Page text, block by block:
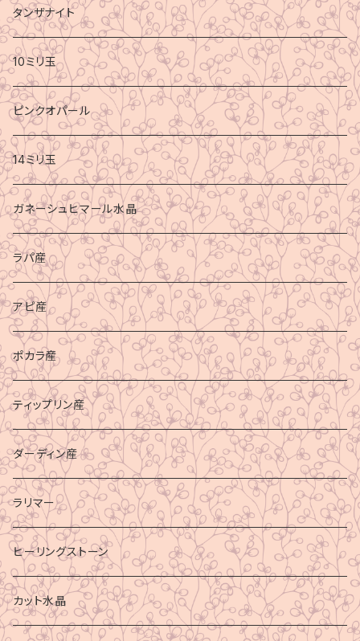
タンザナイト
10ミリ玉
ピンクオパール
14ミリ玉
ガネーシュヒマール水晶
ラパ産
アピ産
ポカラ産
ティップリン産
ダーディン産
ラリマー
ヒーリングストーン
カット水晶